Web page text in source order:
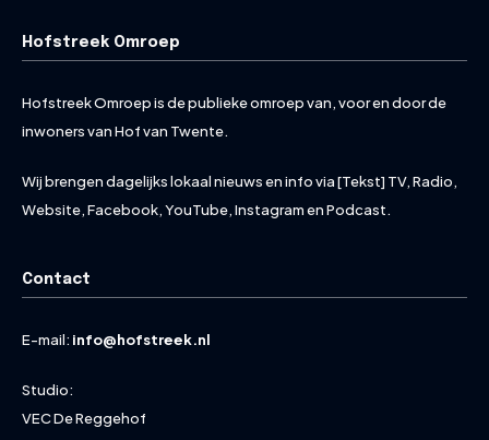
Hofstreek Omroep
Hofstreek Omroep is de publieke omroep van, voor en door de
inwoners van Hof van Twente.
Wij brengen dagelijks lokaal nieuws en info via [Tekst] TV, Radio,
Website, Facebook, YouTube, Instagram en Podcast.
Contact
E-mail: info@hofstreek.nl
Studio:
VEC De Reggehof